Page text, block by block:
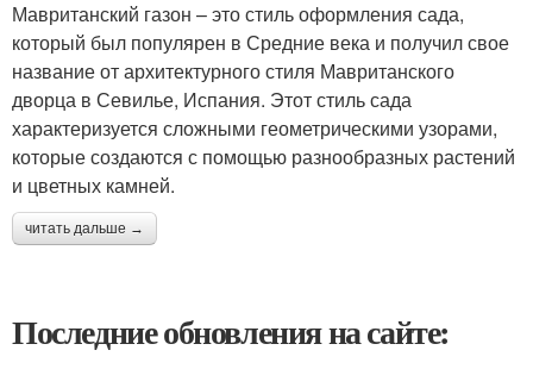
Мавританский газон – это стиль оформления сада,
который был популярен в Средние века и получил свое
название от архитектурного стиля Мавританского
дворца в Севилье, Испания. Этот стиль сада
характеризуется сложными геометрическими узорами,
которые создаются с помощью разнообразных растений
и цветных камней.
читать дальше →
Последние обновления на сайте: